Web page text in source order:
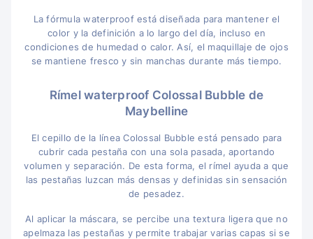
La fórmula waterproof está diseñada para mantener el
color y la definición a lo largo del día, incluso en
condiciones de humedad o calor. Así, el maquillaje de ojos
se mantiene fresco y sin manchas durante más tiempo.
Rímel waterproof Colossal Bubble de
Maybelline
El cepillo de la línea Colossal Bubble está pensado para
cubrir cada pestaña con una sola pasada, aportando
volumen y separación. De esta forma, el rímel ayuda a que
las pestañas luzcan más densas y definidas sin sensación
de pesadez.
Al aplicar la máscara, se percibe una textura ligera que no
apelmaza las pestañas y permite trabajar varias capas si se